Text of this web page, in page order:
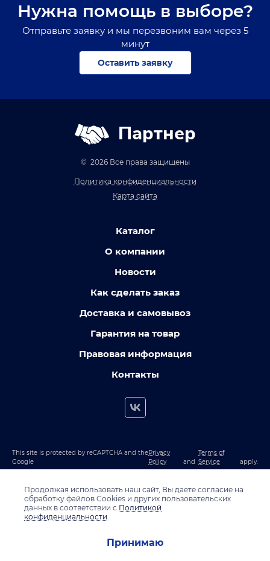
Нужна помощь в выборе?
Отправьте заявку и мы перезвоним вам через 5
минут
Оставить заявку
Партнер
© 2026 Все права защищены
Политика конфиденциальности
Карта сайта
Каталог
О компании
Новости
Как сделать заказ
Доставка и самовывоз
Гарантия на товар
Правовая информация
Контакты
This site is protected by reCAPTCHA and the
Google
Privacy
Policy
and
Terms of
Service
apply.
Продолжая использовать наш сайт, Вы даете согласие на
обработку файлов Cookies и других пользовательских
данных в соответствии с Политикой
конфиденциальности.
Принимаю